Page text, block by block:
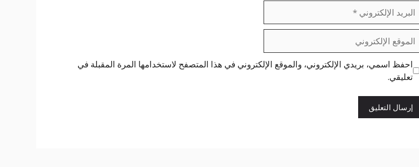
البريد
الإلكتروني
الموقع
الإلكتروني
احفظ اسمي، بريدي الإلكتروني، والموقع الإلكتروني في هذا المتصفح لاستخدامها المرة المقبلة في
تعليقي.